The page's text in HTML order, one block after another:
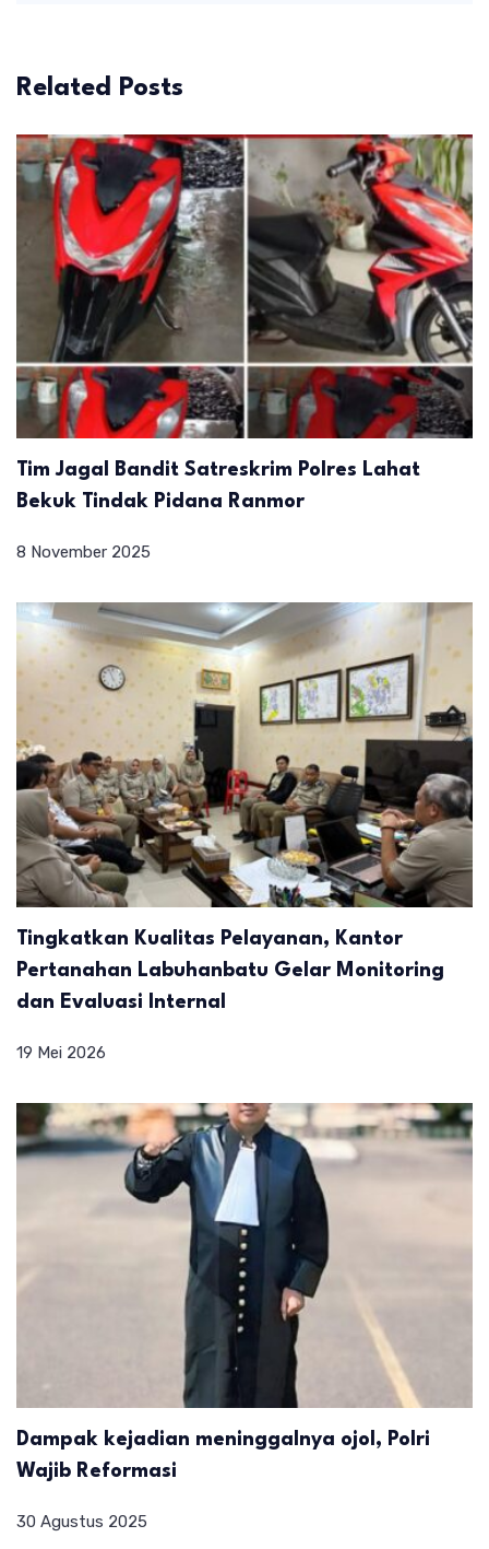
Related Posts
Tim Jagal Bandit Satreskrim Polres Lahat
Bekuk Tindak Pidana Ranmor
8 November 2025
Tingkatkan Kualitas Pelayanan, Kantor
Pertanahan Labuhanbatu Gelar Monitoring
dan Evaluasi Internal
19 Mei 2026
Dampak kejadian meninggalnya ojol, Polri
Wajib Reformasi
30 Agustus 2025